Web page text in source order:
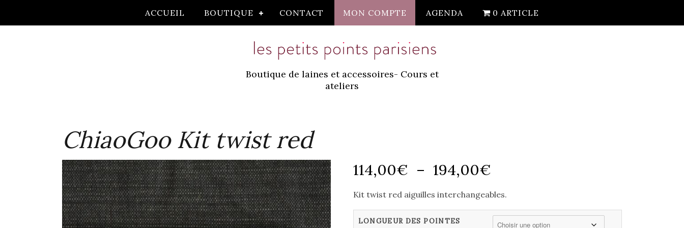
ACCUEIL BOUTIQUE CONTACT MON COMPTE AGENDA 0 ARTICLE
Boutique de laines et accessoires- Cours et
ateliers
ChiaoGoo Kit twist red
114,00€ – 194,00€
de
prix :
Kit twist red aiguilles interchangeables.
LONGUEUR DES POINTES